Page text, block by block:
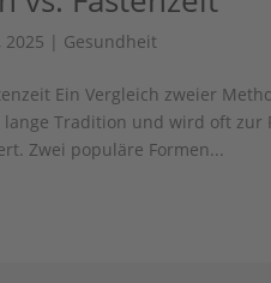
2025 | Gesundheit
Ein Vergleich zweier
Tradition und wird oft
Zwei populäre Formen...